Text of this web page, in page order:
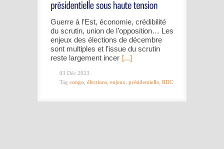
Guerre à l’Est, économie, crédibilité
du scrutin, union de l’opposition… Les
enjeux des élections de décembre
sont multiples et l’issue du scrutin
reste largement incer [...]
03 Déc 2023
Tag congo élections enjeux présidentielle RDC